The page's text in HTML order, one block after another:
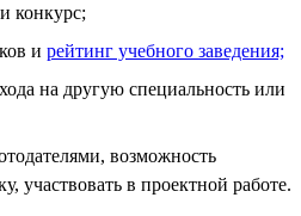
конкурс;
и рейтинг учебного заведения;
на другую специальность или
возможность
участвовать в проектной работе.